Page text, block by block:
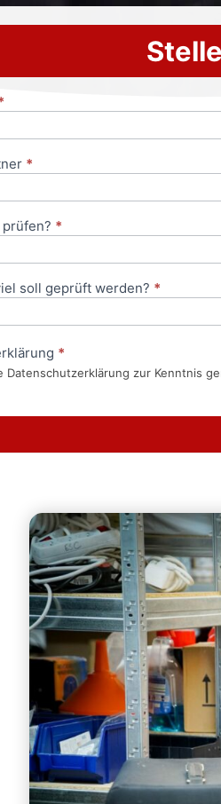
*
*
soll geprüft werden? *
*
Datenschutzerklärung zur Kenntnis